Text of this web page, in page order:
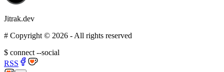
Jitrak.dev
# Copyright © 2026 - All rights reserved
$ connect --social
RSS